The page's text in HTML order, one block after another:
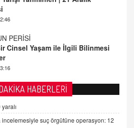
PERİSİ
Cinsel Yaşam ile İlgili Bilinmesi
CAN DOĞAN
korunması ve dijital hukukun
HABERLERİ
suç örgütüne operasyon: 12